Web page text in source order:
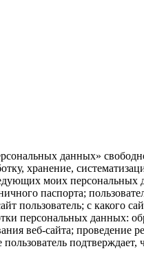
данных»
хранение,
моих
паспорта;
пользователь; с какого
персональных данных:
веб-сайта;
подтверждает,